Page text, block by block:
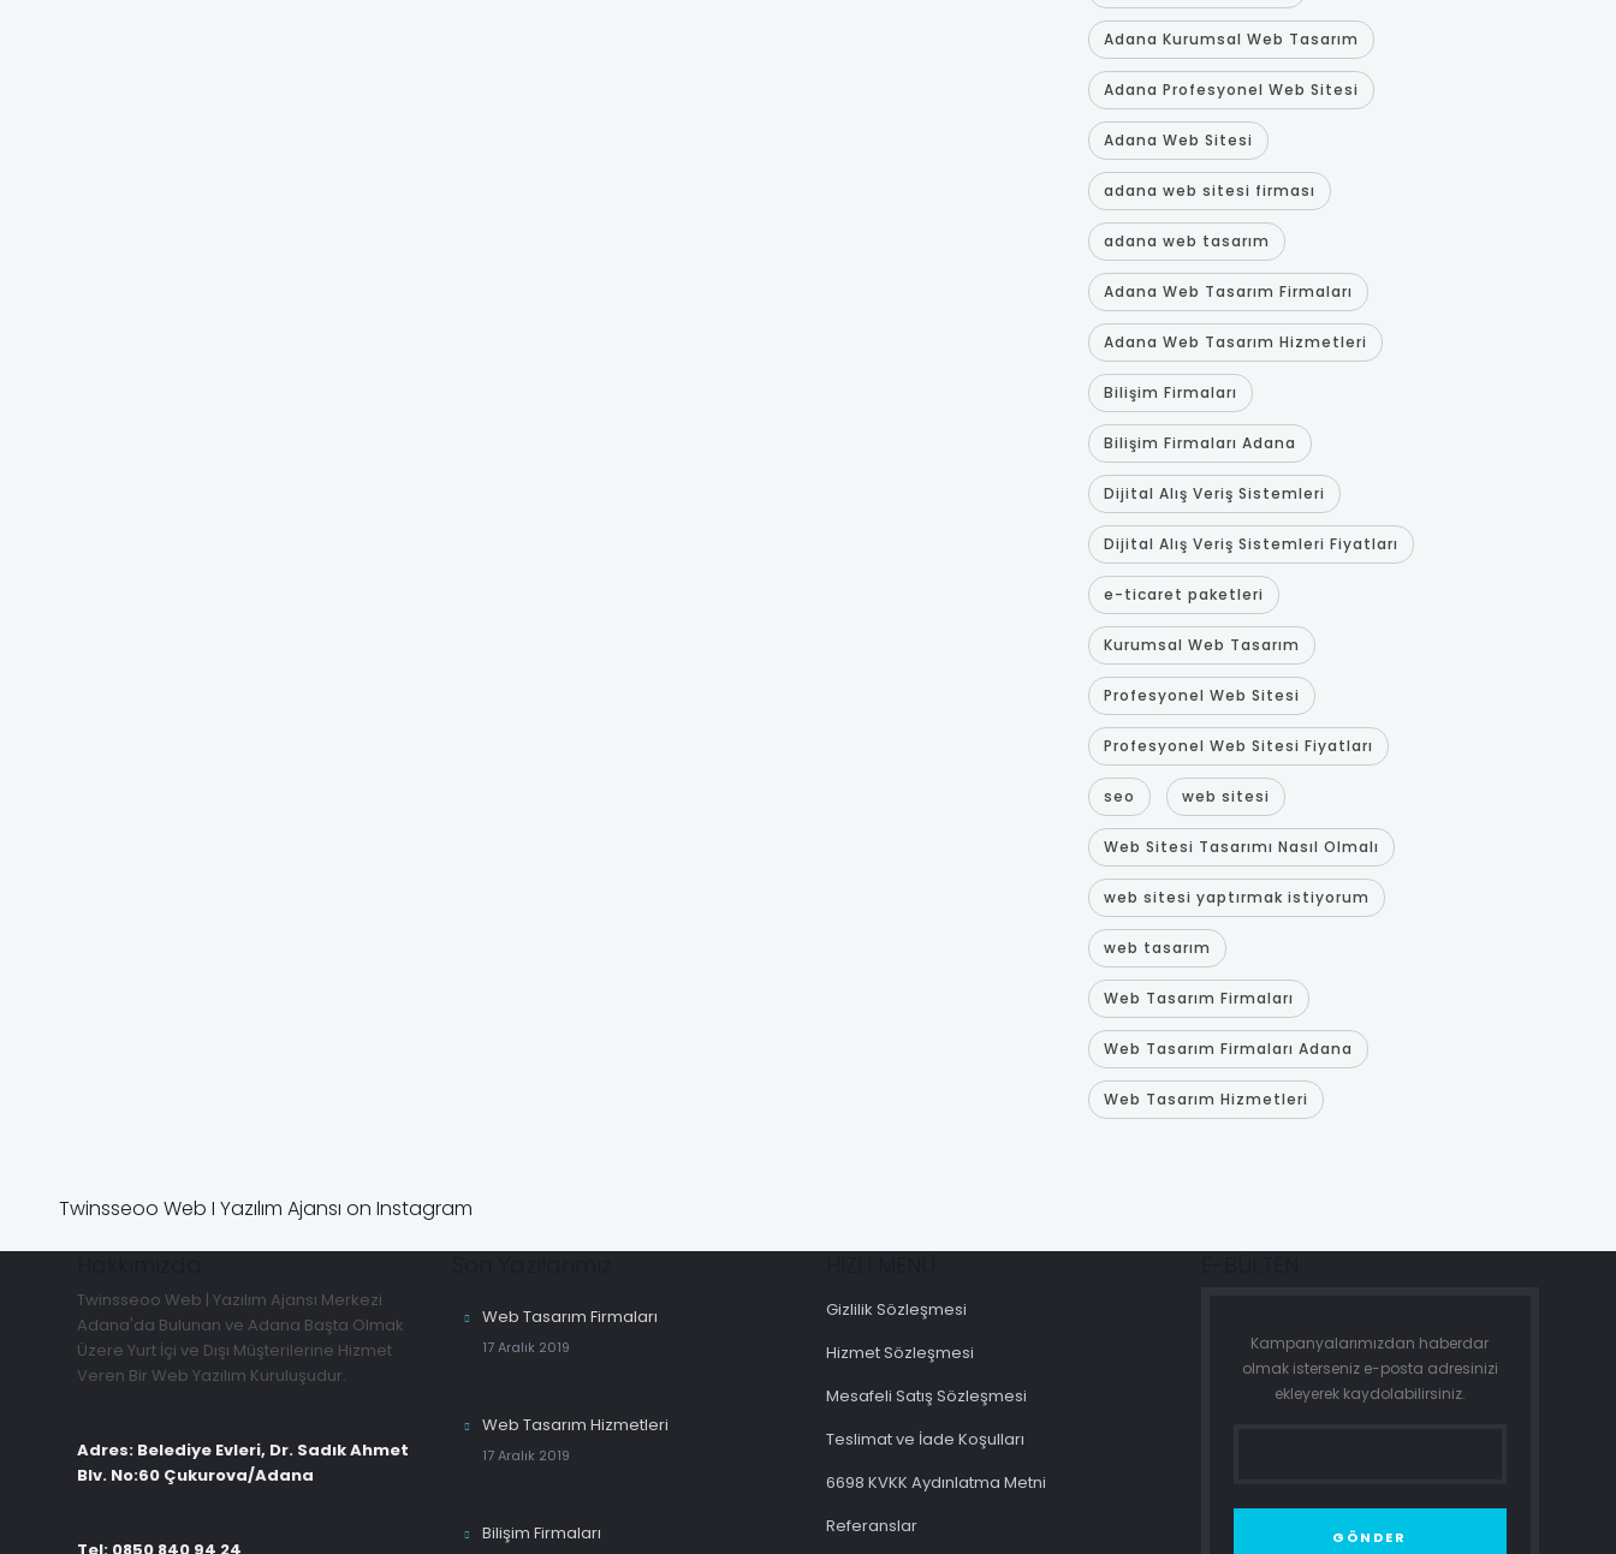
Adana Kurumsal Web Tasarım
Adana Profesyonel Web Sitesi
Adana Web Sitesi
adana web sitesi firması
adana web tasarım
Adana Web Tasarım Firmaları
Adana Web Tasarım Hizmetleri
Bilişim Firmaları
Bilişim Firmaları Adana
Dijital Alış Veriş Sistemleri
Dijital Alış Veriş Sistemleri Fiyatları
e-ticaret paketleri
Kurumsal Web Tasarım
Profesyonel Web Sitesi
Profesyonel Web Sitesi Fiyatları
seo web sitesi
Web Sitesi Tasarımı Nasıl Olmalı
web sitesi yaptırmak istiyorum
web tasarım
Web Tasarım Firmaları
Web Tasarım Firmaları Adana
Web Tasarım Hizmetleri
Twinsseoo Web I Yazılım Ajansı on Instagram
Twinsseoo Web | Yazılım Ajansı Merkezi
Adana'da Bulunan ve Adana Başta Olmak
Üzere Yurt İçi ve Dışı Müşterilerine Hizmet
Veren Bir Web Yazılım Kuruluşudur.
Adres: Belediye Evleri, Dr. Sadık Ahmet
Blv. No:60 Çukurova/Adana
Web Tasarım Firmaları
17 Aralık 2019
Web Tasarım Hizmetleri
17 Aralık 2019
Bilişim Firmaları
Gizlilik Sözleşmesi
Hizmet Sözleşmesi
Mesafeli Satış Sözleşmesi
Teslimat ve İade Koşulları
6698 KVKK Aydınlatma Metni
Referanslar
Kampanyalarımızdan haberdar
olmak isterseniz e-posta adresinizi
ekleyerek kaydolabilirsiniz.
GÖNDER